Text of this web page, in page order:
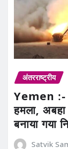
अंतरराष्ट्रीय
Yemen :-
हमला,
बनाया गया
Satvik